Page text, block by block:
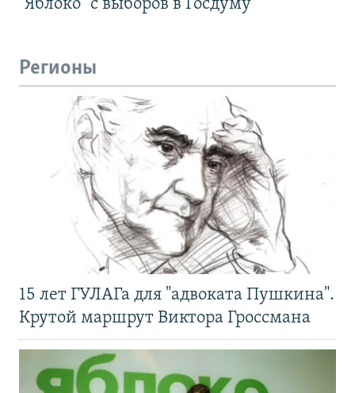
"Яблоко" с выборов в Госдуму
Регионы
15 лет ГУЛАГа для "адвоката Пушкина".
Крутой маршрут Виктора Гроссмана